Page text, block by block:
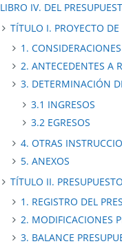
LIBRO IV. DEL
TÍTULO I. PROYECTO DE
1.
2. ANTECEDENTES A
3. DETERMINACIÓN
3.1 INGRESOS
3.2 EGRESOS
4. OTRAS
5. ANEXOS
TÍTULO II.
1. REGISTRO DEL
2. MODIFICACIONES
3. BALANCE